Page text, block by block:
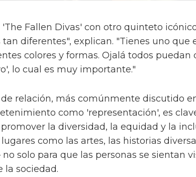
Fallen Divas' con otro quinteto
tan diferentes", explican. "Tienes uno que
colores y formas. Ojalá todos puedan
lo cual es muy importante."
relación, más comúnmente discutido
como 'representación', es
la diversidad, la equidad y la
como las artes, las historias
solo para que las personas se sientan
la sociedad.